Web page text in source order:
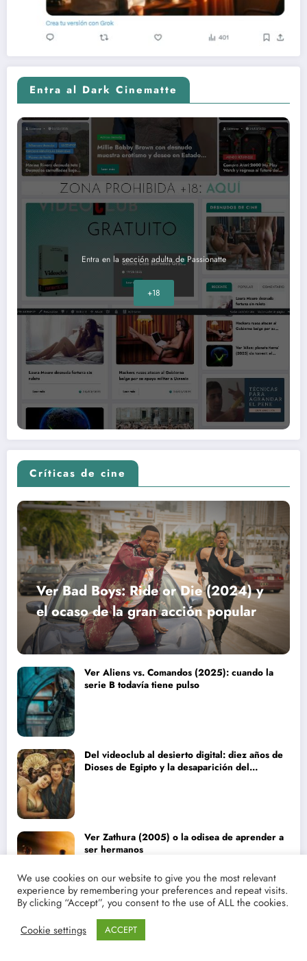
Entra al Dark Cinematte
Entra en la sección adulta de Passionatte
+18
Críticas de cine
Ver Bad Boys: Ride or Die (2024) y
el ocaso de la gran acción popular
Ver Aliens vs. Comandos (2025): cuando la
serie B todavía tiene pulso
Del videoclub al desierto digital: diez años de
Dioses de Egipto y la desaparición del
Ver Zathura (2005) o la odisea de aprender a
ser hermanos
Jumanji, el último eco aventurero de una
franquicia inesperada
We use cookies on our website to give you the most relevant
experience by remembering your preferences and repeat visits.
By clicking “Accept”, you consent to the use of ALL the cookies.
Cookie settings
ACCEPT